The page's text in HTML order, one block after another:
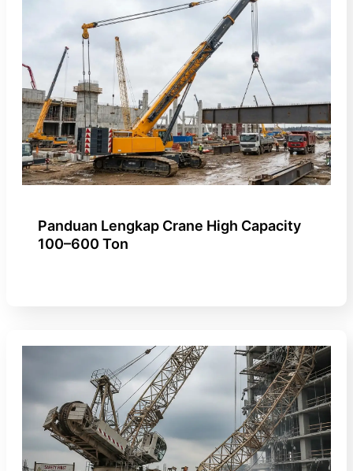
Panduan Lengkap Crane High Capacity
100–600 Ton